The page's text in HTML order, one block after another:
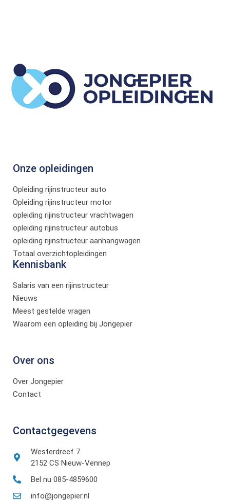
Onze opleidingen
Opleiding rijinstructeur auto
Opleiding rijinstructeur motor
opleiding rijinstructeur vrachtwagen
opleiding rijinstructeur autobus
opleiding rijinstructeur aanhangwagen
Totaal overzichtopleidingen
Kennisbank
Salaris van een rijinstructeur
Nieuws
Meest gestelde vragen
Waarom een opleiding bij Jongepier
Over ons
Over Jongepier
Contact
Contactgegevens
Westerdreef 7
2152 CS Nieuw-Vennep
Bel nu 085-4859600
info@jongepier.nl